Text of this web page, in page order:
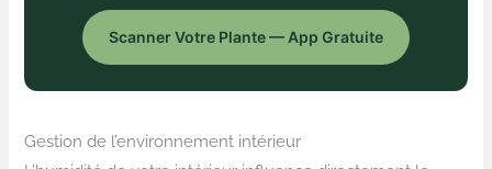
Scanner Votre Plante — App Gratuite
Gestion de l’environnement intérieur